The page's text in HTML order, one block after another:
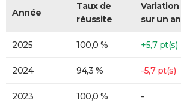
Année
Taux de
réussite
Variation
sur un an
2025 100,0 % +5,7 pt(s)
2024 94,3 % -5,7 pt(s)
2023 100,0 % -